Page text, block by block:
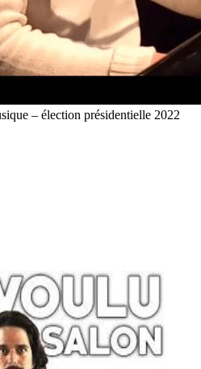
– élection présidentielle 2022